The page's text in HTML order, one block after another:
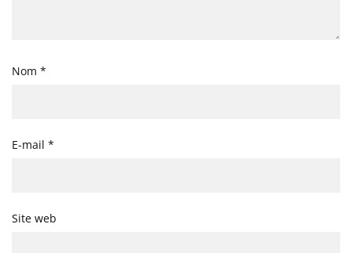
Nom *
E-mail *
Site web